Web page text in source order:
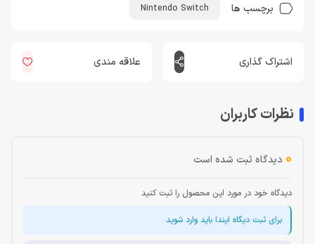
برچسب ها Nintendo Switch
اشتراک گذاری علاقه مندی
نظرات کاربران
0 دیدگاه ثبت شده است
دیدگاه خود در مورد این محصول را ثبت کنید
برای ثبت دیگاه ایندا باید وارد شوید